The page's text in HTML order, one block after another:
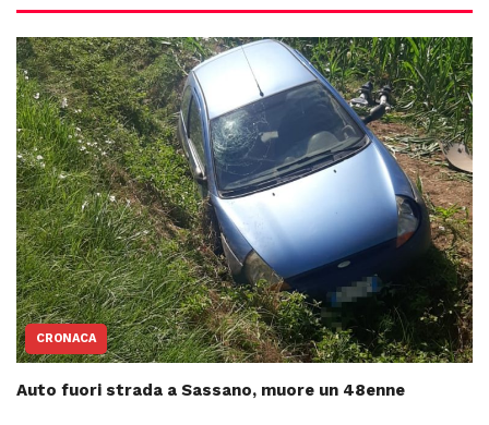
CRONACA
Auto fuori strada a Sassano, muore un 48enne